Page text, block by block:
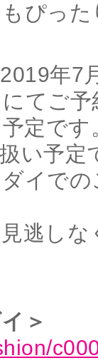
ぴっ
年7
てご
定です
い予定
イで
逃しな
＞